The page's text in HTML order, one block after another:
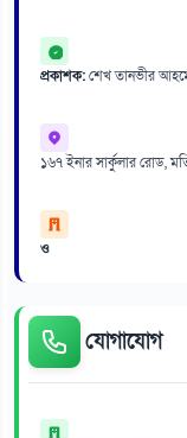
প্রকাশক:শেখ তানভীর
১৬৭ ইনার সার্কুলার রোড,
ও
যোগাযোগ